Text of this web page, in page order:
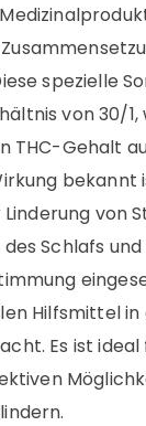
spezielle
von 30/
THC-Gehalt
bekannt
von
Schlafs
Hilfsmittel in
Es ist